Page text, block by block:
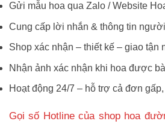
Gửi mẫu hoa qua Zalo / Website
Cung cấp lời nhắn & thông tin
Shop xác nhận – thiết kế – giao tận
Nhận ảnh xác nhận khi hoa được
Hoạt động 24/7 – hỗ trợ cả đơn
Gọi số Hotline của shop hoa